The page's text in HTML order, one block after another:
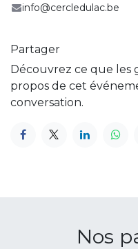
info@cercledulac.be
Partager
Découvrez ce que les
propos de cet
conversation.
Nos